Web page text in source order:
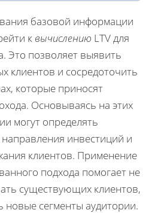
базовой информации
к вычислению LTV для
Это позволяет выявить
клиентов и сосредоточить
которые приносят
Основываясь на этих
могут определять
направления инвестиций и
клиентов. Применение
подхода помогает не
существующих клиентов,
новые сегменты аудитории.